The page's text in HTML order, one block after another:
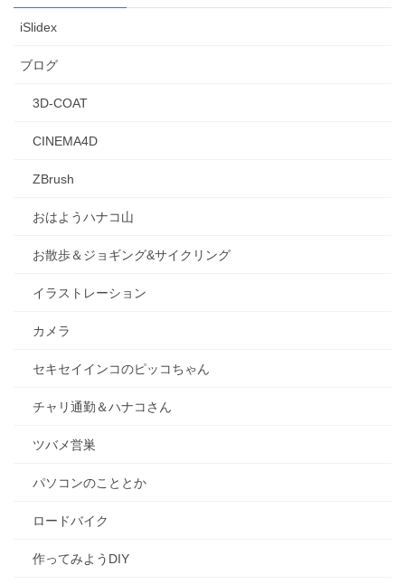
iSlidex
ブログ
3D-COAT
CINEMA4D
ZBrush
おはようハナコ山
お散歩＆ジョギング&サイクリング
イラストレーション
カメラ
セキセイインコのピッコちゃん
チャリ通勤＆ハナコさん
ツバメ営巣
パソコンのこととか
ロードバイク
作ってみようDIY